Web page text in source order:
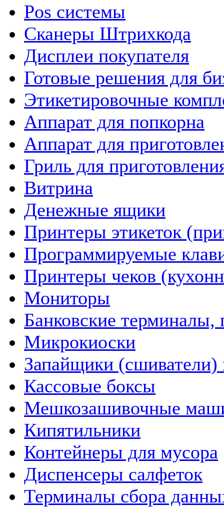
Pos системы
Сканеры Штрихкода
Дисплеи покупателя
Готовые решения для
Этикетировочные
Аппарат для попкорна
Аппарат для
Гриль для
Витрина
Денежные ящики
Принтеры этикеток
Программируемые
Принтеры чеков
Мониторы
Банковские
Микрокиоски
Запайщики (сшиватели)
Кассовые боксы
Мешкозашивочные
Кипятильники
Контейнеры для мусора
Диспенсеры салфеток
Терминалы сбора